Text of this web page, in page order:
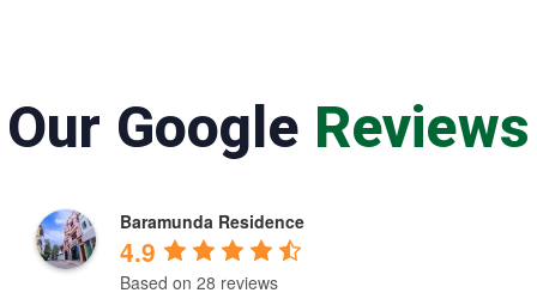
Our Google Reviews
Baramunda Residence
4.9
Based on 28 reviews